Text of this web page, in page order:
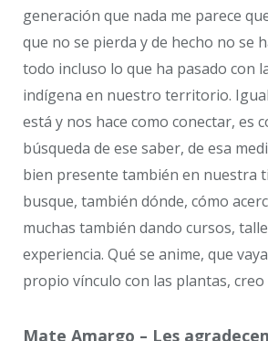
generación que nada me parece
que no se pierda y de hecho no se
todo incluso lo que ha pasado con
indígena en nuestro territorio.
está y nos hace como conectar, es
búsqueda de ese saber, de esa
bien presente también en nuestra
busque, también dónde, cómo
muchas también dando cursos,
experiencia. Qué se anime, que
propio vínculo con las plantas, creo
Mate Amargo – Les